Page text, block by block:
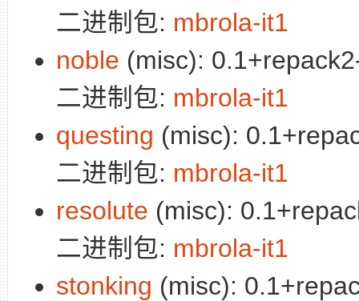
二进制包: mbrola-it1
noble (misc):
二进制包: mbrola-it1
questing (misc):
二进制包: mbrola-it1
resolute (misc):
二进制包: mbrola-it1
stonking (misc):